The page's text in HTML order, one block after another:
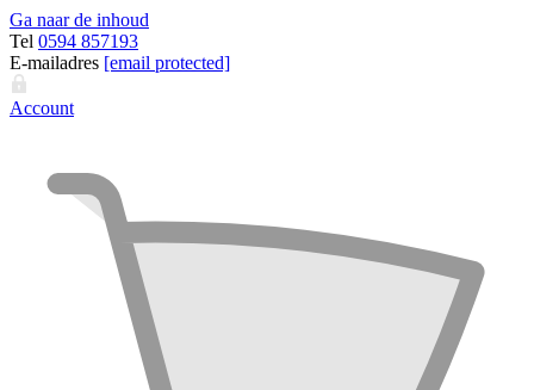
Ga naar de inhoud
Tel 0594 857193
E-mailadres [email protected]
Account